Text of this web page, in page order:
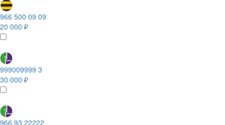
966 500 09 09
20 000 ₽
999009999 3
30 000 ₽
966 93 22222